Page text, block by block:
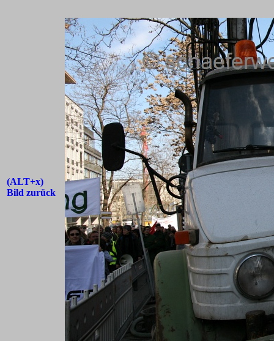
(ALT+x)
Bild zurück